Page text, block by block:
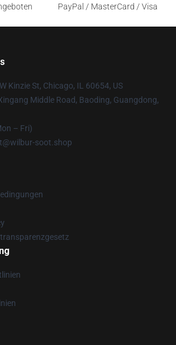
PayPal / MasterCard / Visa
Kinzie St, Chicago, IL 60654, US
Middle Road, Baoding, Guangdong,
– Fri)
soot.shop